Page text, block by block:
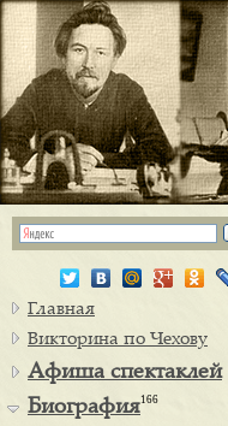
Главная
Викторина по Чехову
Афиша спектаклей
Биография166